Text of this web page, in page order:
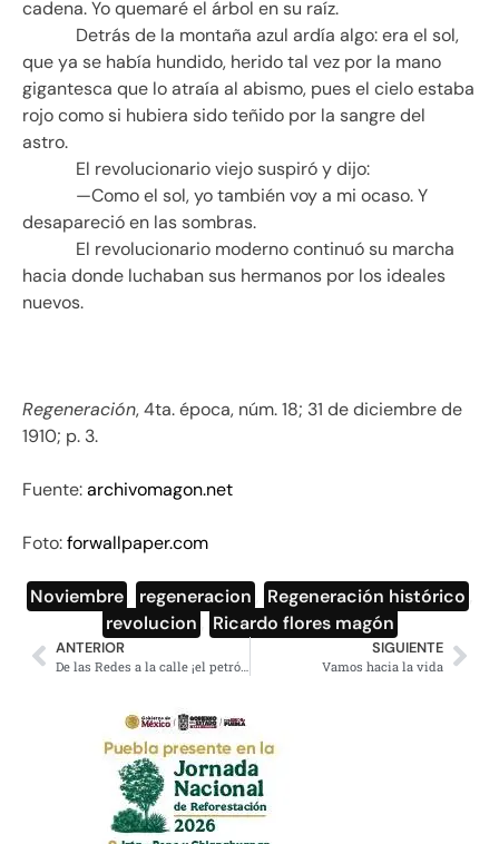
cadena. Yo quemaré el árbol en su raíz.
Detrás de la montaña azul ardía algo: era el sol,
que ya se había hundido, herido tal vez por la mano
gigantesca que lo atraía al abismo, pues el cielo estaba
rojo como si hubiera sido teñido por la sangre del
astro.
El revolucionario viejo suspiró y dijo:
—Como el sol, yo también voy a mi ocaso. Y
desapareció en las sombras.
El revolucionario moderno continuó su marcha
hacia donde luchaban sus hermanos por los ideales
nuevos.
Regeneración, 4ta. época, núm. 18; 31 de diciembre de
1910; p. 3.
Fuente:archivomagon.net
Foto:forwallpaper.com
Noviembre regeneracion Regeneración histórico
revolucion
Ricardo flores magón
ANTERIOR SIGUIENTE
Vamos hacia la vida